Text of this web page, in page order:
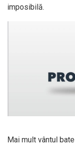
imposibilă.
Mai mult vântul